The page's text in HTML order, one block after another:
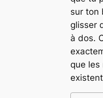
sur ton
glisser
à dos.
que les